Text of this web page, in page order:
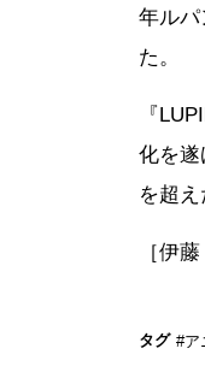
年ルパ
た。
『
化を
を超
［伊藤
タグ #ア